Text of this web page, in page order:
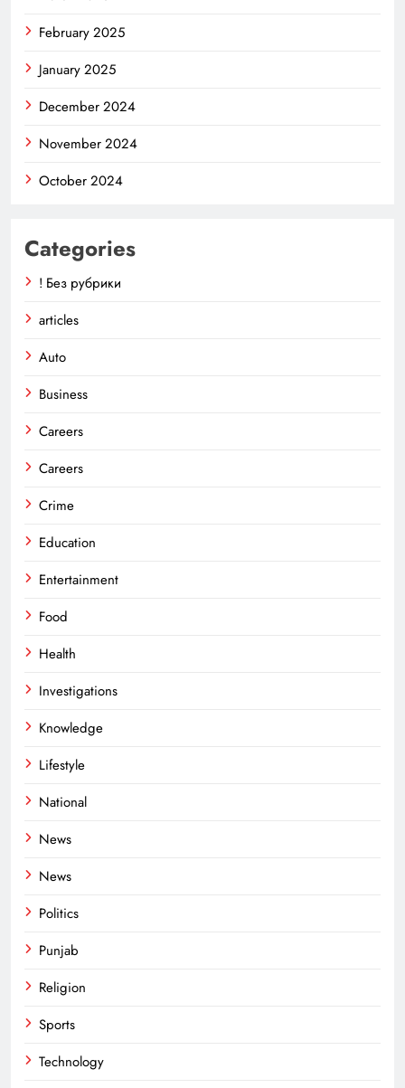
February 2025
January 2025
December 2024
November 2024
October 2024
Categories
! Без рубрики
articles
Auto
Business
Careers
Careers
Crime
Education
Entertainment
Food
Health
Investigations
Knowledge
Lifestyle
National
News
News
Politics
Punjab
Religion
Sports
Technology